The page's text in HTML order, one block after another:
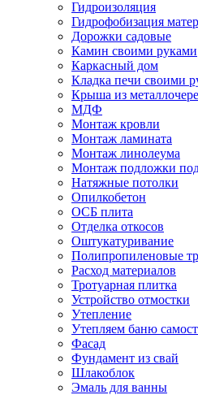
Гидроизоляция
Гидрофобизация
Дорожки садовые
Камин своими руками
Каркасный дом
Кладка печи своими
Крыша из
МДФ
Монтаж кровли
Монтаж ламината
Монтаж линолеума
Монтаж подложки
Натяжные потолки
Опилкобетон
ОСБ плита
Отделка откосов
Оштукатуривание
Полипропиленовые
Расход материалов
Тротуарная плитка
Устройство отмостки
Утепление
Утепляем баню
Фасад
Фундамент из свай
Шлакоблок
Эмаль для ванны